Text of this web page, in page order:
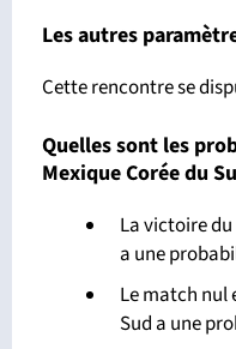
Les autres
Cette rencontre se
Quelles sont les
Mexique Corée du
La victoire du
a une
Le match nul
Sud a une